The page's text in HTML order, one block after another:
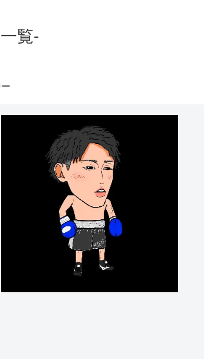
覧-